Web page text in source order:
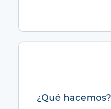
¿Qué hacemos?